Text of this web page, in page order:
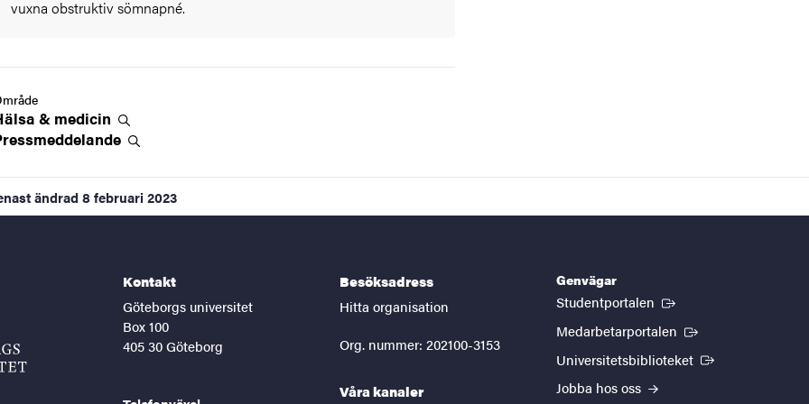
vuxna obstruktiv sömnapné.
& medicin
ändrad 8 februari 2023
Kontakt
Göteborgs universitet
Box 100
405 30 Göteborg
Besöksadress
Hitta organisation
Org. nummer: 202100-3153
Våra kanaler
Genvägar
Studentportalen (Extern länk)
Medarbetarportalen (Extern länk)
Universitetsbiblioteket (Extern länk)
Jobba hos oss